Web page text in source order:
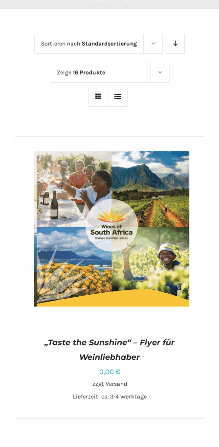
Sortieren nach Standardsortierung
Zeige 16 Produkte
„Taste the Sunshine“ – Flyer für
Weinliebhaber
0,00 €
zzgl. Versand
Lieferzeit: ca. 3-4 Werktage